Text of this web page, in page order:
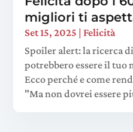
migliori ti
Set 15, 2025 |Felicità
Spoiler alert: la ricerca
potrebbero essere il tuo
Ecco perché e come
"Ma non dovrei essere